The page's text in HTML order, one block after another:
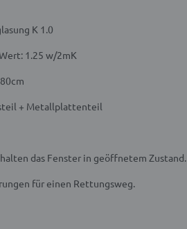
K 1.0
1.25 w/2mK
+ Metallplattenteil
das Fenster in geöffnetem Zustand.
für einen Rettungsweg.